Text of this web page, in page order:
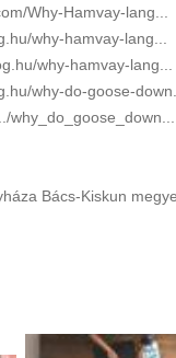
Why-Hamvay-lang...
why-hamvay-lang...
why-hamvay-lang...
why-do-goose-down...
Bács-Kiskun